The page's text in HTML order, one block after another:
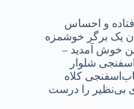
و احساس
یک برگر خوشمزه
خوش آمدید –
شلوار
باب‌اسفنجی کلاه
بی‌نظیر را درست